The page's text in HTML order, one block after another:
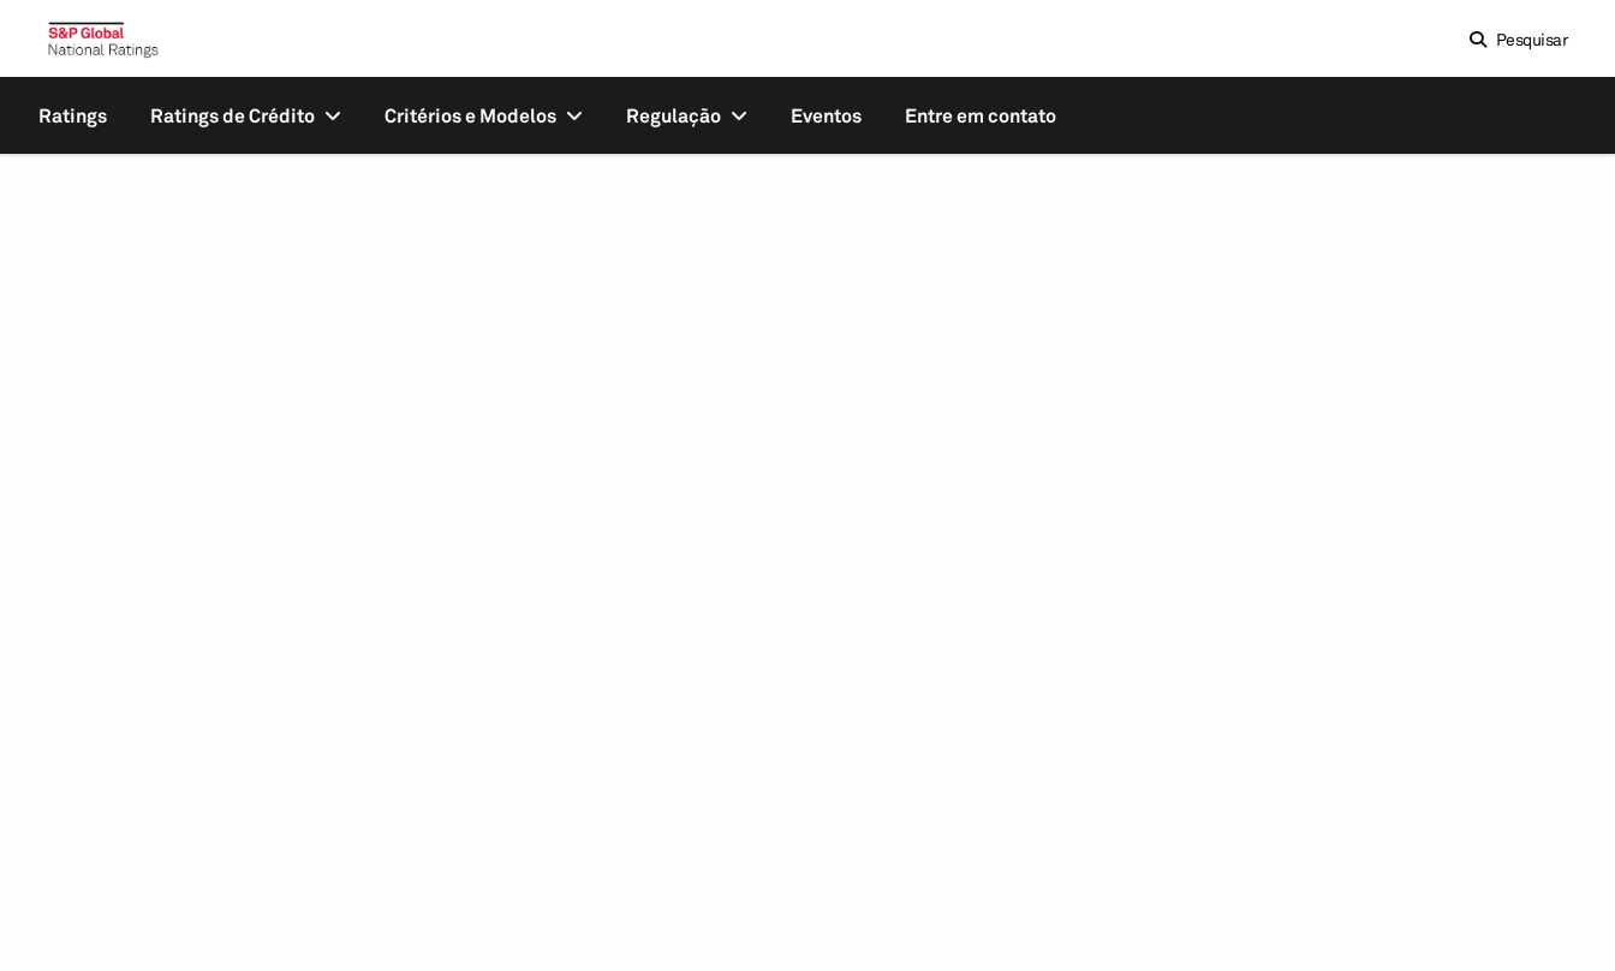
Pesquisar
Ratings Ratings de Crédito Critérios e Modelos Regulação Eventos Entre em contato